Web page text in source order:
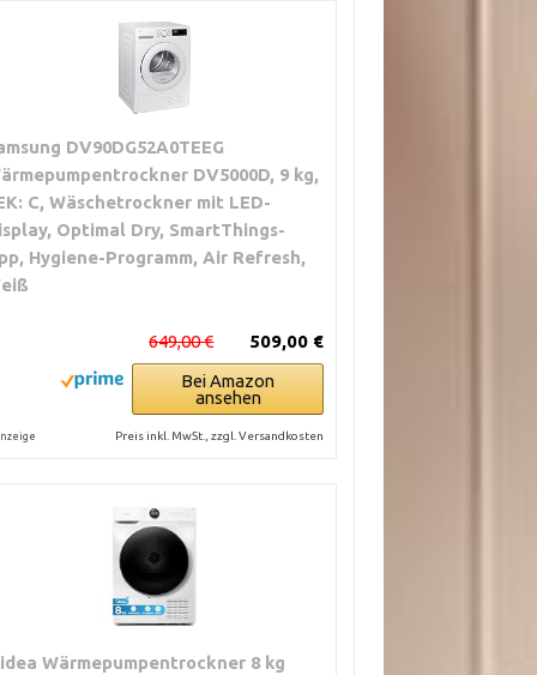
DV90DG52A0TEEG
DV5000D, 9 kg,
C, Wäschetrockner mit LED-
Optimal Dry, SmartThings-
Hygiene-Programm, Air Refresh,
509,00 €
649,00 €
Bei Amazon
ansehen
Preis inkl. MwSt., zzgl. Versandkosten
Wärmepumpentrockner 8 kg